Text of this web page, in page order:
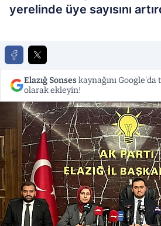
yerelinde üye sayısını
Elazığ Sonseskaynağını
olarak ekleyin!